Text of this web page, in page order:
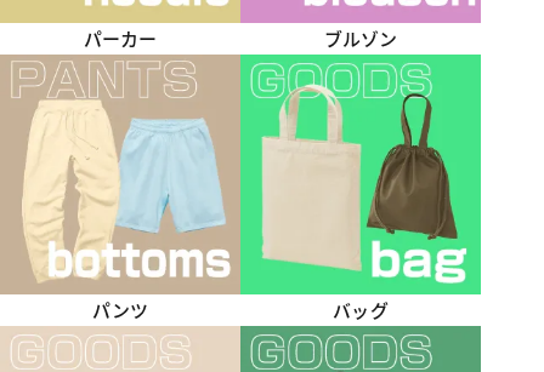
パーカー ブルゾン
パンツ バッグ